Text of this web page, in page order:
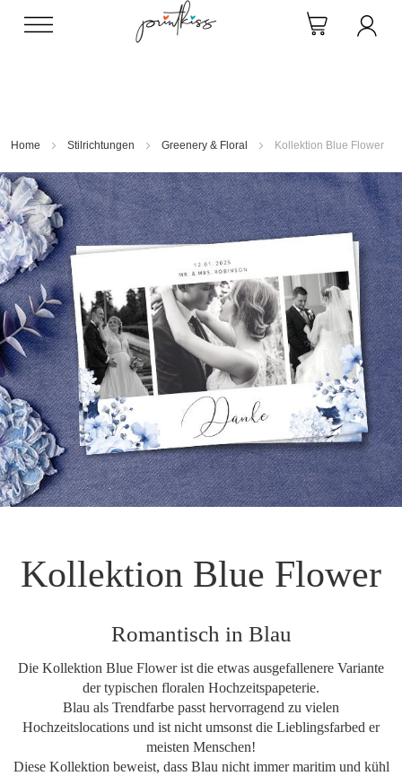
Home Stilrichtungen Greenery & Floral Kollektion Blue Flower
Kollektion Blue Flower
Romantisch in Blau
Die Kollektion Blue Flower ist die etwas ausgefallenere Variante
der typischen floralen Hochzeitspapeterie.
Blau als Trendfarbe passt hervorragend zu vielen
Hochzeitslocations und ist nicht umsonst die Lieblingsfarbed er
meisten Menschen!
Diese Kollektion beweist, dass Blau nicht immer maritim und kühl